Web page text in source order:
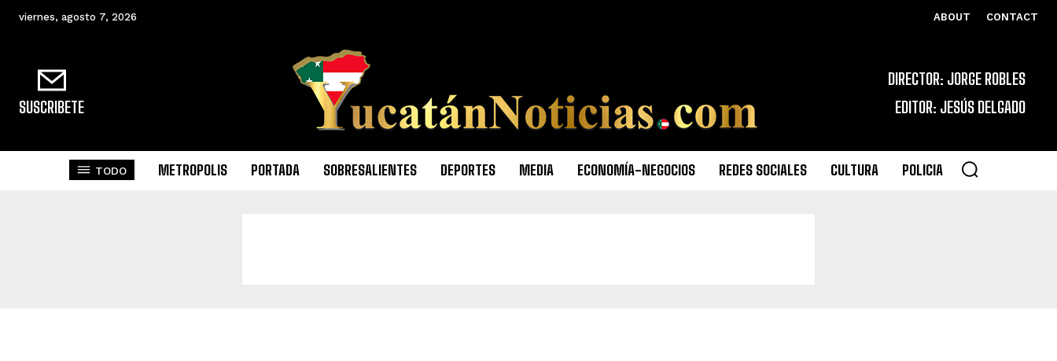
viernes, agosto 7, 2026 ABOUT CONTACT
SUSCRIBETE
DIRECTOR: JORGE ROBLES
EDITOR: JESÚS DELGADO
TODO METROPOLIS PORTADA SOBRESALIENTES DEPORTES MEDIA ECONOMÍA-NEGOCIOS REDES SOCIALES CULTURA POLICIA